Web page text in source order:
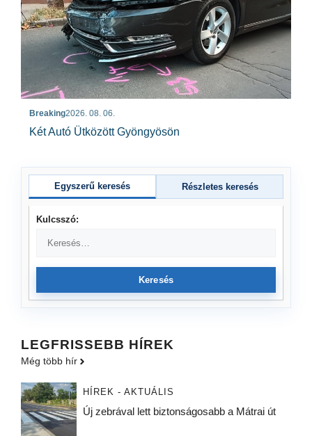
Breaking2026. 08. 06.
Két Autó Ütközött Gyöngyösön
Egyszerű keresés Részletes keresés
Kulcsszó:
Keresés
LEGFRISSEBB HÍREK
Még több hír
HÍREK - AKTUÁLIS
Új zebrával lett biztonságosabb a Mátrai út